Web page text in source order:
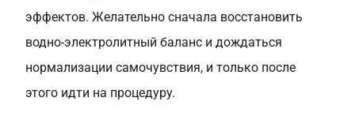
эффектов. Желательно сначала восстановить
водно-электролитный баланс и дождаться
нормализации самочувствия, и только после
этого идти на процедуру.